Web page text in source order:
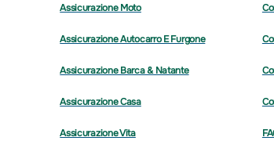
Assicurazione Moto
Assicurazione Autocarro E Furgone
Assicurazione Barca & Natante
Assicurazione Casa
Assicurazione Vita